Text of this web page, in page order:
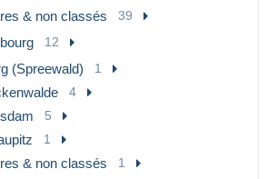
& non classés 39
12
(Spreewald) 1
4
5
1
& non classés 1